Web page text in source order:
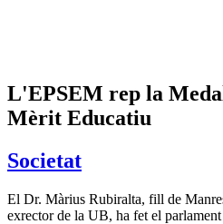
L'EPSEM rep la
Mèrit Educatiu
Societat
El Dr. Màrius Rubiralta, fill de
exrector de la UB, ha fet el